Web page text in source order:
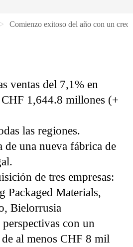
Comienzo exitoso del año con un
ventas del 7,1% en
CHF 1,644.8 millones (+
las regiones.
de una nueva fábrica de
de tres empresas:
Packaged Materials,
Bielorrusia
con un
al menos CHF 8 mil